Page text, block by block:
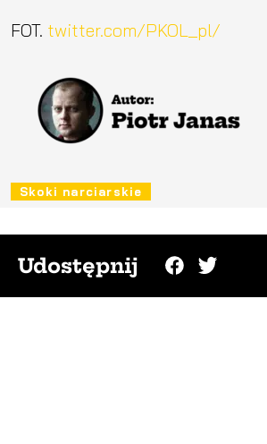
FOT. twitter.com/PKOL_pl/
Skoki narciarskie
Udostępnij